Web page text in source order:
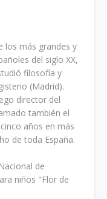
los más grandes y
del siglo XX,
filosofía y
(Madrid).
director del
también el
años en más
de toda España.
de
niños "Flor de